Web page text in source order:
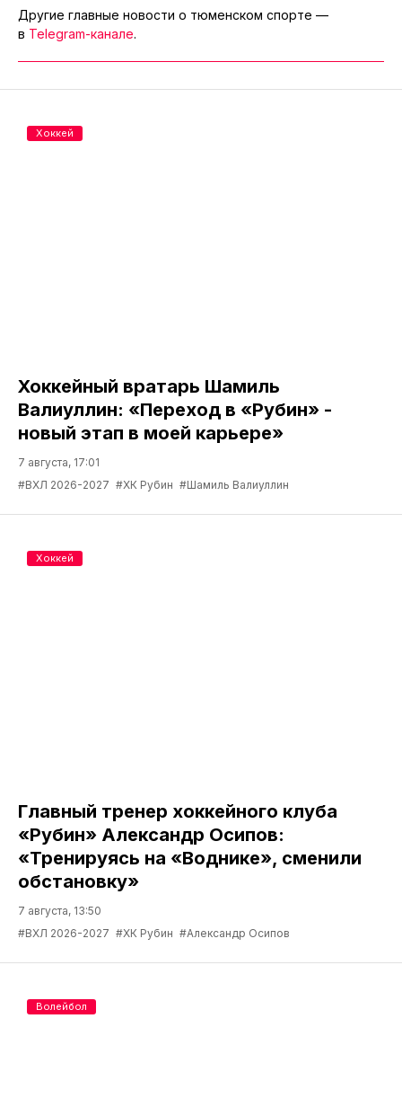
Другие главные новости о тюменском спорте —
в Telegram-канале.
Хоккейный вратарь Шамиль
Валиуллин: «Переход в «Рубин» -
новый этап в моей карьере»
7 августа, 17:01
#ВХЛ 2026-2027 #ХК Рубин #Шамиль Валиуллин
Хоккей
Главный тренер хоккейного клуба
«Рубин» Александр Осипов:
«Тренируясь на «Воднике», сменили
обстановку»
7 августа, 13:50
#ВХЛ 2026-2027 #ХК Рубин #Александр Осипов
Хоккей
Волейбол